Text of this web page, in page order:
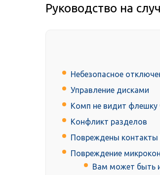
Руководство на
Небезопасное
Управление дисками
Комп не видит флешку
Конфликт разделов
Повреждены контакты
Повреждение
Вам может быть